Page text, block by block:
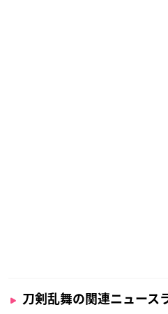
刀剣乱舞の関連ニュース